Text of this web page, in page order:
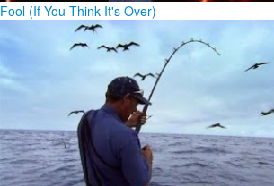
Fool (If You Think It's Over)